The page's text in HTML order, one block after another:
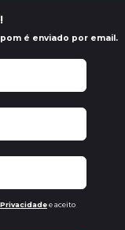
é enviado por email.
e aceito